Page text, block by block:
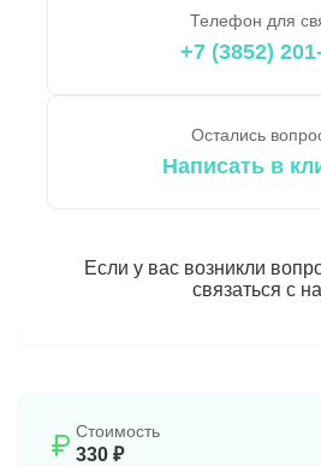
Телефон для
+7 (3852)
Остались
Написать в
Если у вас возникли
связаться с
Стоимость
330 ₽